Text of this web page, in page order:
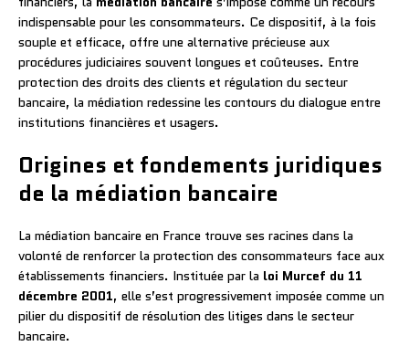
indispensable pour les consommateurs. Ce dispositif, à la fois
souple et efficace, offre une alternative précieuse aux
procédures judiciaires souvent longues et coûteuses. Entre
protection des droits des clients et régulation du secteur
bancaire, la médiation redessine les contours du dialogue entre
institutions financières et usagers.
Origines et fondements juridiques
de la médiation bancaire
La médiation bancaire en France trouve ses racines dans la
volonté de renforcer la protection des consommateurs face aux
établissements financiers. Instituée par la loi Murcef du 11
décembre 2001, elle s’est progressivement imposée comme un
pilier du dispositif de résolution des litiges dans le secteur
bancaire.